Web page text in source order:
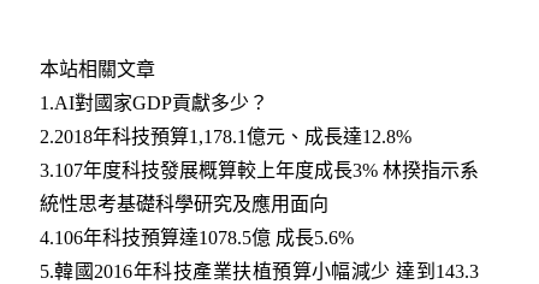
本站相關文章
1.AI對國家GDP貢獻多少？
2.2018年科技預算1,178.1億元、成長達12.8%
3.107年度科技發展概算較上年度成長3% 林揆指示系
統性思考基礎科學研究及應用面向
4.106年科技預算達1078.5億 成長5.6%
5.韓國2016年科技產業扶植預算小幅減少 達到143.3